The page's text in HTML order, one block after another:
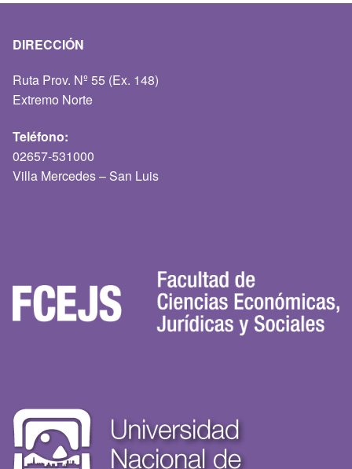
DIRECCIÓN
Ruta Prov. Nº 55 (Ex. 148)
Extremo Norte
Teléfono:
02657-531000
Villa Mercedes – San Luis